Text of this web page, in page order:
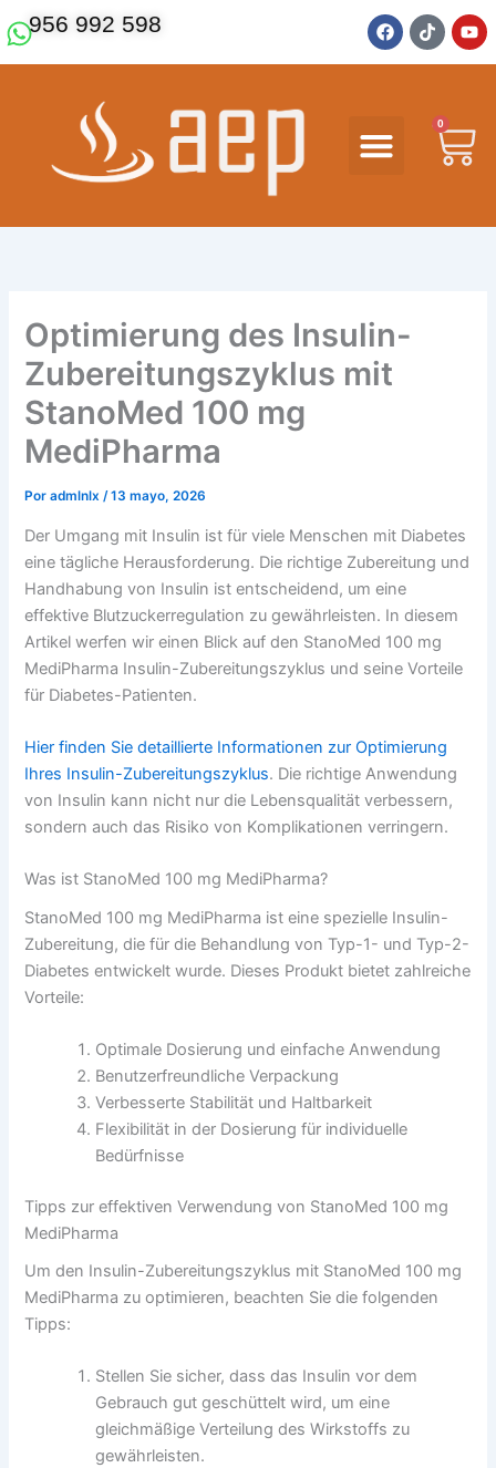
al
contenido
956 992 598
F
a
c
k
T
i
k
Y
o
u
e
0
Optimierung des Insulin-
Zubereitungszyklus mit
StanoMed 100 mg
MediPharma
Poradmlnlx/13 mayo, 2026
Der Umgang mit Insulin ist für viele Menschen mit Diabetes
eine tägliche Herausforderung. Die richtige Zubereitung und
Handhabung von Insulin ist entscheidend, um eine
effektive Blutzuckerregulation zu gewährleisten. In diesem
Artikel werfen wir einen Blick auf den StanoMed 100 mg
MediPharma Insulin-Zubereitungszyklus und seine Vorteile
für Diabetes-Patienten.
Hier finden Sie detaillierte Informationen zur Optimierung
Ihres Insulin-Zubereitungszyklus. Die richtige Anwendung
von Insulin kann nicht nur die Lebensqualität verbessern,
sondern auch das Risiko von Komplikationen verringern.
Was ist StanoMed 100 mg MediPharma?
StanoMed 100 mg MediPharma ist eine spezielle Insulin-
Zubereitung, die für die Behandlung von Typ-1- und Typ-2-
Diabetes entwickelt wurde. Dieses Produkt bietet zahlreiche
Vorteile:
Optimale Dosierung und einfache Anwendung
Benutzerfreundliche Verpackung
Verbesserte Stabilität und Haltbarkeit
Flexibilität in der Dosierung für individuelle
Bedürfnisse
Tipps zur effektiven Verwendung von StanoMed 100 mg
MediPharma
Um den Insulin-Zubereitungszyklus mit StanoMed 100 mg
MediPharma zu optimieren, beachten Sie die folgenden
Tipps:
Stellen Sie sicher, dass das Insulin vor dem
Gebrauch gut geschüttelt wird, um eine
gleichmäßige Verteilung des Wirkstoffs zu
gewährleisten.